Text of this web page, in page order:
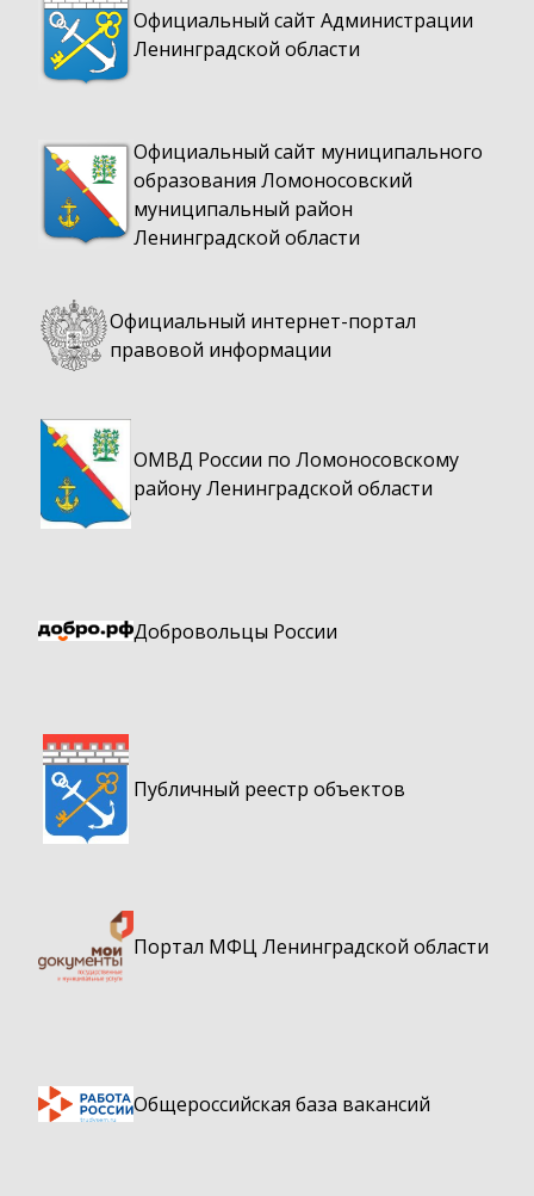
Официальный сайт Администрации
Ленинградской области
Официальный сайт муниципального
образования Ломоносовский
муниципальный район
Ленинградской области
Официальный интернет-портал
правовой информации
ОМВД России по Ломоносовскому
району Ленинградской области
Добровольцы России
Публичный реестр объектов
Портал МФЦ Ленинградской области
Общероссийская база вакансий